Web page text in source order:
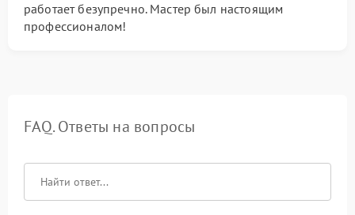
работает безупречно. Мастер был настоящим
профессионалом!
FAQ. Ответы на вопросы